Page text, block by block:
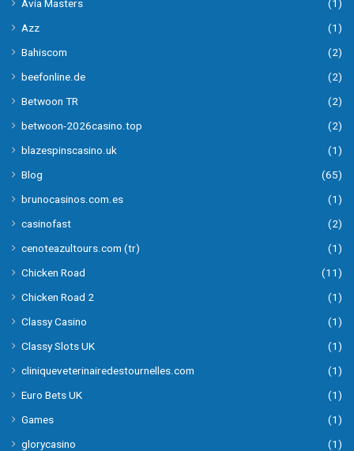
Avia Masters
(1)
Azz
(1)
Bahiscom
(2)
beefonline.de
(2)
Betwoon TR
(2)
betwoon-2026casino.top
(2)
blazespinscasino.uk
(1)
Blog
(65)
brunocasinos.com.es
(1)
casinofast
(2)
cenoteazultours.com (tr)
(1)
Chicken Road
(11)
Chicken Road 2
(1)
Classy Casino
(1)
Classy Slots UK
(1)
cliniqueveterinairedestournelles.com
(1)
Euro Bets UK
(1)
Games
(1)
glorycasino
(1)